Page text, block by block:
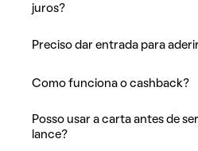
juros?
Preciso dar entrada para
Como funciona o cashback?
Posso usar a carta antes de
lance?